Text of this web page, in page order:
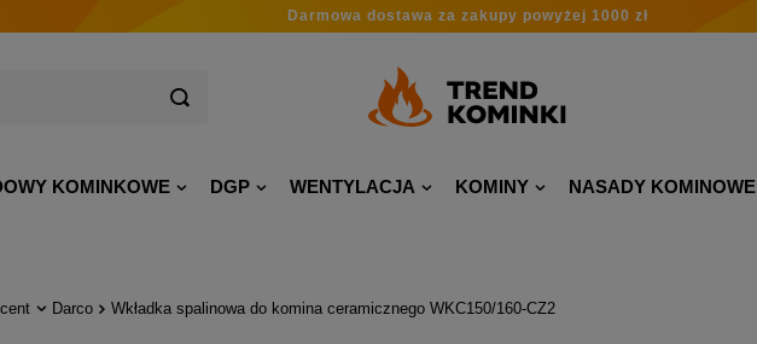
Darmowa dostawa za zakupy powyżej 1000 zł
KOMINKOWE DGP WENTYLACJA KOMINY NASADY KOMINOWE
Darco Wkładka spalinowa do komina ceramicznego WKC150/160-CZ2